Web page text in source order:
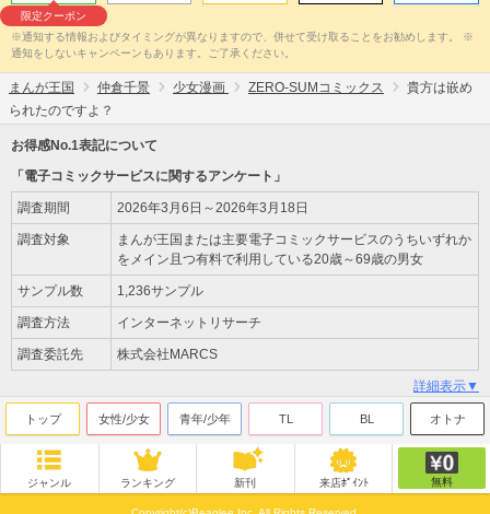
限定クーポン
※通知する情報およびタイミングが異なりますので、併せて受け取ることをお勧めします。 ※
通知をしないキャンペーンもあります。ご了承ください。
まんが王国 仲倉千景 少女漫画 ZERO-SUMコミックス
貴方は嵌め
られたのですよ？
お得感No.1表記について
「電子コミックサービスに関するアンケート」
調査期間 2026年3月6日～2026年3月18日
調査対象
まんが王国または主要電子コミックサービスのうちいずれか
をメイン且つ有料で利用している20歳～69歳の男女
サンプル数 1,236サンプル
調査方法 インターネットリサーチ
調査委託先 株式会社MARCS
詳細表示▼
トップ 女性/少女 青年/少年 TL BL オトナ
ジャンル ランキング 新刊 来店ﾎﾟｲﾝﾄ 無料